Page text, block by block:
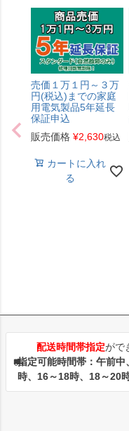
売価１万１円～３万
円(税込)までの家庭
用電気製品5年延長
保証申込
販売価格 ¥2,630税込
カートに入れ
る
配送時間帯指定がで
指定可能時間帯：午前
時、16～18時、18～20